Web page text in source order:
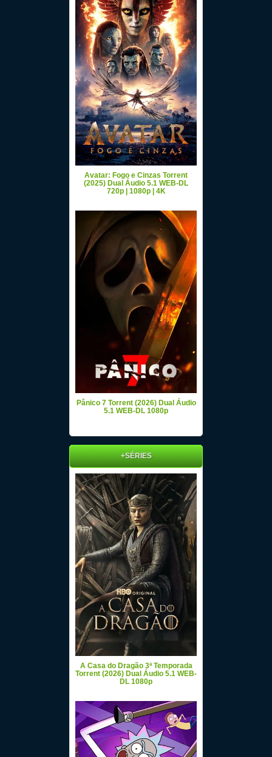
Avatar: Fogo e Cinzas Torrent
(2025) Dual Áudio 5.1 WEB-DL
720p | 1080p | 4K
Pânico 7 Torrent (2026) Dual Áudio
5.1 WEB-DL 1080p
+SÉRIES
A Casa do Dragão 3ª Temporada
Torrent (2026) Dual Áudio 5.1 WEB-
DL 1080p